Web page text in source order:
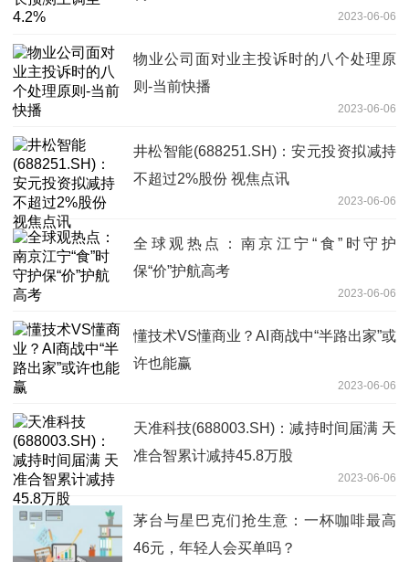
2023-06-06
物业公司面对业主投诉时的八个处理原
则-当前快播
2023-06-06
井松智能(688251.SH)：安元投资拟减持
不超过2%股份 视焦点讯
2023-06-06
全球观热点：南京江宁“食”时守护
保“价”护航高考
2023-06-06
懂技术VS懂商业？AI商战中“半路出家”或
许也能赢
2023-06-06
天准科技(688003.SH)：减持时间届满 天
准合智累计减持45.8万股
2023-06-06
茅台与星巴克们抢生意：一杯咖啡最高
46元，年轻人会买单吗？